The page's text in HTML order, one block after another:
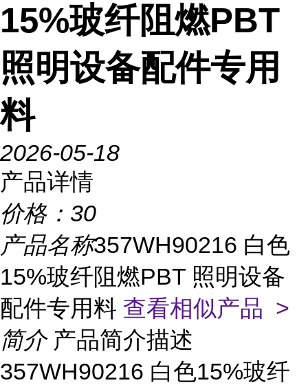
15%玻纤阻燃PBT
照明设备配件专用
料
2026-05-18
产品详情
价格： 30
产品名称357WH90216 白色
15%玻纤阻燃PBT 照明设备
配件专用料 查看相似产品 >
简介 产品简介描述
357WH90216 白色15%玻纤